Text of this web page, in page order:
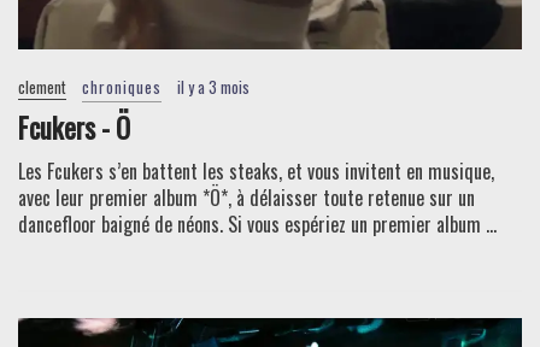
clement chroniques il y a 3 mois
Fcukers - Ö
Les Fcukers s’en battent les steaks, et vous invitent en musique,
avec leur premier album *Ö*, à délaisser toute retenue sur un
dancefloor baigné de néons. Si vous espériez un premier album ...